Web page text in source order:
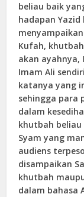
beliau baik
hadapan
Kufah,
akan ayahnya,
Imam Ali
katanya yang
sehingga para
dalam
khutbah beliau
Syam yang
audiens
disampaikan
khutbah
dalam bahasa